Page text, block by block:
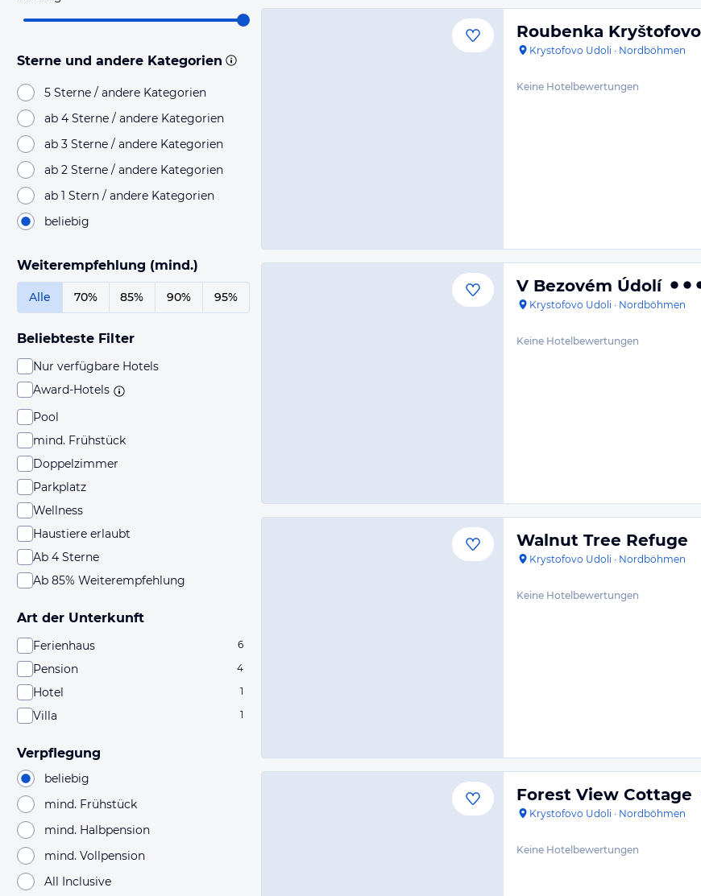
Sterne und andere Kategorien
5 Sterne / andere Kategorien
ab 4 Sterne / andere Kategorien
ab 3 Sterne / andere Kategorien
ab 2 Sterne / andere Kategorien
ab 1 Stern / andere Kategorien
beliebig
Weiterempfehlung (mind.)
Alle 70% 85% 90% 95%
Beliebteste Filter
Nur verfügbare Hotels
Award-Hotels
Pool
mind. Frühstück
Doppelzimmer
Parkplatz
Wellness
Haustiere erlaubt
Ab 4 Sterne
Ab 85% Weiterempfehlung
Art der Unterkunft
Ferienhaus 6
Pension 4
Hotel 1
Villa 1
Verpflegung
beliebig
mind. Frühstück
mind. Halbpension
mind. Vollpension
All Inclusive
Roubenka
Krystofovo Udoli · Nordböhmen
Keine Hotelbewertungen
V Bezovém Údolí
Krystofovo Udoli · Nordböhmen
Keine Hotelbewertungen
Walnut Tree Refuge
Krystofovo Udoli · Nordböhmen
Keine Hotelbewertungen
Forest View Cottage
Krystofovo Udoli · Nordböhmen
Keine Hotelbewertungen